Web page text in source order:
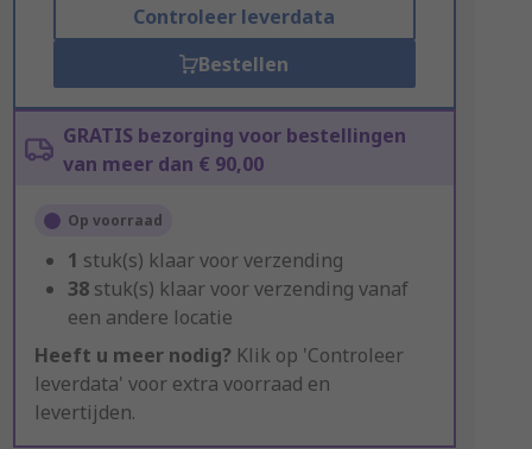
Controleer leverdata
Bestellen
GRATIS bezorging voor bestellingen
van meer dan € 90,00
Op voorraad
1 stuk(s) klaar voor verzending
38 stuk(s) klaar voor verzending vanaf
een andere locatie
Heeft u meer nodig? Klik op 'Controleer
leverdata' voor extra voorraad en
levertijden.